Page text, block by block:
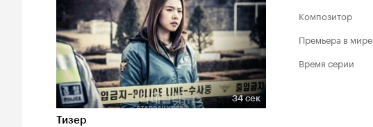
Длительность 34 сек
34 сек
Тизер
Композитор
Премьера в мире
Время серии